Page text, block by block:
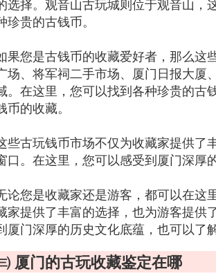
珍贵的古钱币。
果您是古钱币的收藏爱好者，那么这
场、将军祠二手市场、厦门日报大厦
。在这里，您可以找到各种珍贵的古
币的收藏。
些古玩钱币市场不仅为收藏家提供了
口。在这里，您可以感受到厦门深厚
论您是收藏家还是游客，都可以在这
家提供了丰富的选择，也为游客提供
厦门深厚的历史文化底蕴，也可以了
厦门的古玩收藏鉴定在哪